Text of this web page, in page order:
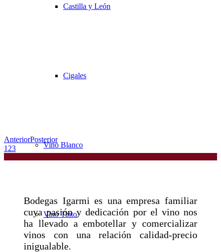
Castilla y León
Cigales
Vino Blanco
Vino Tinto
AnteriorPosterior
1 23
Bodegas Igarmi es una empresa familiar
cuya pasión y dedicación por el vino nos
ha llevado a embotellar y comercializar
vinos con una relación calidad-precio
inigualable.